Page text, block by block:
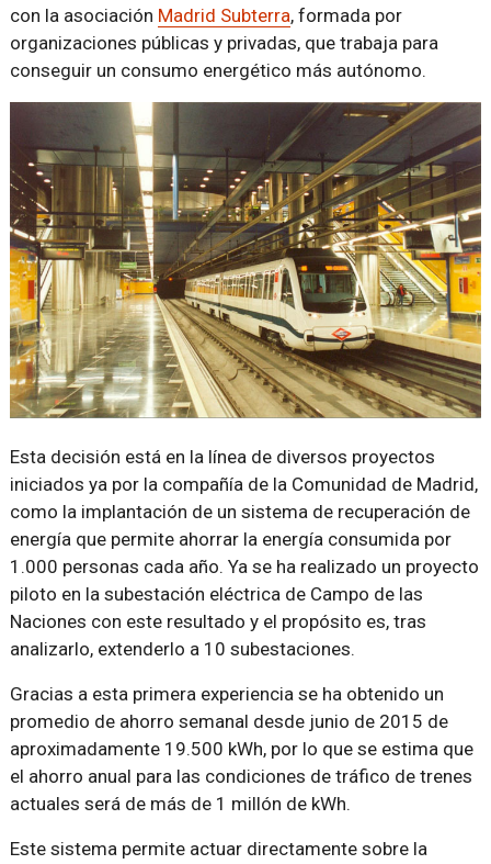
con la asociación Madrid Subterra, formada por
organizaciones públicas y privadas, que trabaja para
conseguir un consumo energético más autónomo.
Esta decisión está en la línea de diversos proyectos
iniciados ya por la compañía de la Comunidad de Madrid,
como la implantación de un sistema de recuperación de
energía que permite ahorrar la energía consumida por
1.000 personas cada año. Ya se ha realizado un proyecto
piloto en la subestación eléctrica de Campo de las
Naciones con este resultado y el propósito es, tras
analizarlo, extenderlo a 10 subestaciones.
Gracias a esta primera experiencia se ha obtenido un
promedio de ahorro semanal desde junio de 2015 de
aproximadamente 19.500 kWh, por lo que se estima que
el ahorro anual para las condiciones de tráfico de trenes
actuales será de más de 1 millón de kWh.
Este sistema permite actuar directamente sobre la